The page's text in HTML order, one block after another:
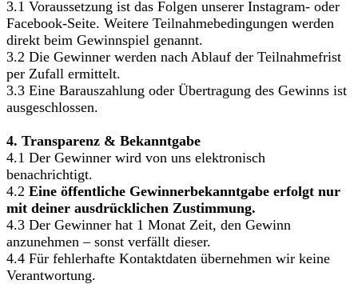
3.1 Voraussetzung ist das Folgen unserer Instagram- oder
Facebook-Seite. Weitere Teilnahmebedingungen werden
direkt beim Gewinnspiel genannt.
3.2 Die Gewinner werden nach Ablauf der Teilnahmefrist
per Zufall ermittelt.
3.3 Eine Barauszahlung oder Übertragung des Gewinns ist
ausgeschlossen.
4. Transparenz & Bekanntgabe
4.1 Der Gewinner wird von uns elektronisch
benachrichtigt.
4.2 Eine öffentliche Gewinnerbekanntgabe erfolgt nur
mit deiner ausdrücklichen Zustimmung.
4.3 Der Gewinner hat 1 Monat Zeit, den Gewinn
anzunehmen – sonst verfällt dieser.
4.4 Für fehlerhafte Kontaktdaten übernehmen wir keine
Verantwortung.